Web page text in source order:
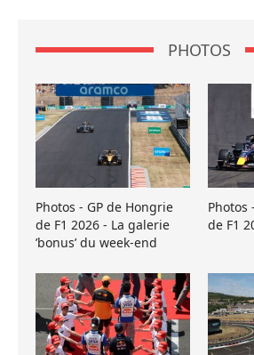
PHOTOS
Photos - GP de Hongrie
de F1 2026 - La galerie
’bonus’ du week-end
Photos
de F1